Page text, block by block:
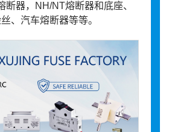
断器，NH/NT熔断器和底座、
、汽车熔断器等等。